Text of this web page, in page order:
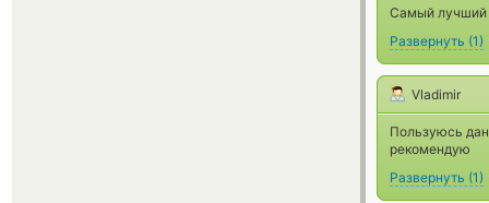
Самый лучший
Развернуть (1)
Vladimir
Пользуюсь
рекомендую
Развернуть (1)